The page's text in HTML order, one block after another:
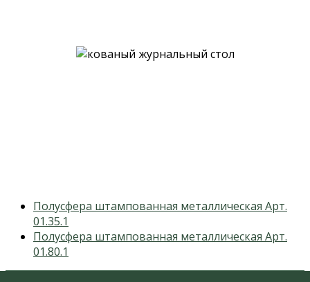
previous
post:
Полусфера штампованная металлическая Арт.
01.35.1
next
post:
Полусфера штампованная металлическая Арт.
01.80.1